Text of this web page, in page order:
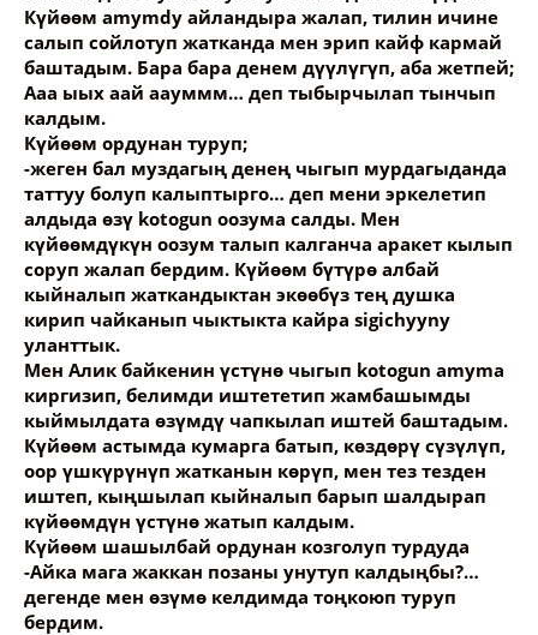
Күйөөм amymdy айландыра жалап, тилин ичине
салып сойлотуп жатканда мен эрип кайф кармай
баштадым. Бара бара денем дүүлүгүп, аба жетпей;
Ааа ыых аай аауммм… деп тыбырчылап тынчып
калдым.
Күйөөм ордунан туруп;
-жеген бал муздагың денең чыгып мурдагыданда
таттуу болуп калыптырго… деп мени эркелетип
алдыда өзү kotogun оозума салды. Мен
күйөөмдүкүн оозум талып калганча аракет кылып
соруп жалап бердим. Күйөөм бүтүрө албай
кыйналып жаткандыктан экөөбүз тең душка
кирип чайканып чыктыкта кайра sigichyyny
уланттык.
Мен Алик байкенин үстүнө чыгып kotogun amyma
киргизип, белимди иштететип жамбашымды
кыймылдата өзүмдү чапкылап иштей баштадым.
Күйөөм астымда кумарга батып, көздөрү сүзүлүп,
оор үшкүрүнүп жатканын көрүп, мен тез тезден
иштеп, кыңшылап кыйналып барып шалдырап
күйөөмдүн үстүнө жатып калдым.
Күйөөм шашылбай ордунан козголуп турдуда
-Айка мага жаккан позаны унутуп калдыңбы?…
дегенде мен өзүмө келдимда тоңкоюп туруп
бердим.